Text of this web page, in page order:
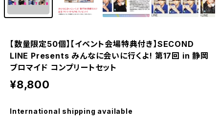
【数量限定50個】【イベント会場特典付き】SECOND
LINE Presents みんなに会いに行くよ! 第17回 in 静岡
ブロマイド コンプリートセット
¥8,800
International shipping available